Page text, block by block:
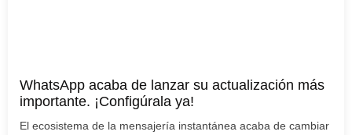
WhatsApp acaba de lanzar su actualización más
importante. ¡Configúrala ya!
El ecosistema de la mensajería instantánea acaba de cambiar